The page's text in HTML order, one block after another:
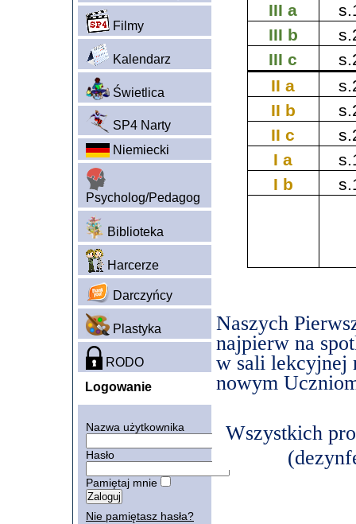
Filmy
Kalendarz
Świetlica
SP4 Narty
Niemiecki
Psycholog/Pedagog
Biblioteka
Harcerze
Darczyńcy
Plastyka
RODO
Logowanie
Nazwa użytkownika
Hasło
Pamiętaj mnie
Nie pamiętasz hasła?
III a
III b
III c
II a
II b
II c
I a
I b
Naszych
najpierw na
w salilekcyjnej
nowym
Wszystkich